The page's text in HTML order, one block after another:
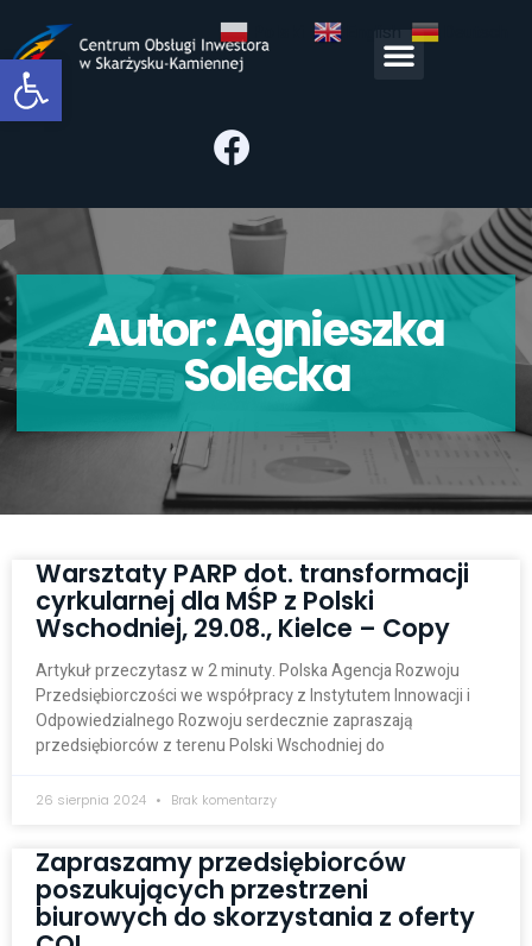
Open toolbar
Autor:Agnieszka
Solecka
Warsztaty PARP dot. transformacji
cyrkularnej dla MŚP z Polski
Wschodniej, 29.08., Kielce – Copy
Artykuł przeczytasz w 2 minuty. Polska Agencja Rozwoju
Przedsiębiorczości we współpracy z Instytutem Innowacji i
Odpowiedzialnego Rozwoju serdecznie zapraszają
przedsiębiorców z terenu Polski Wschodniej do
26 sierpnia 2024 Brak komentarzy
Zapraszamy przedsiębiorców
poszukujących przestrzeni
biurowych do skorzystania z oferty